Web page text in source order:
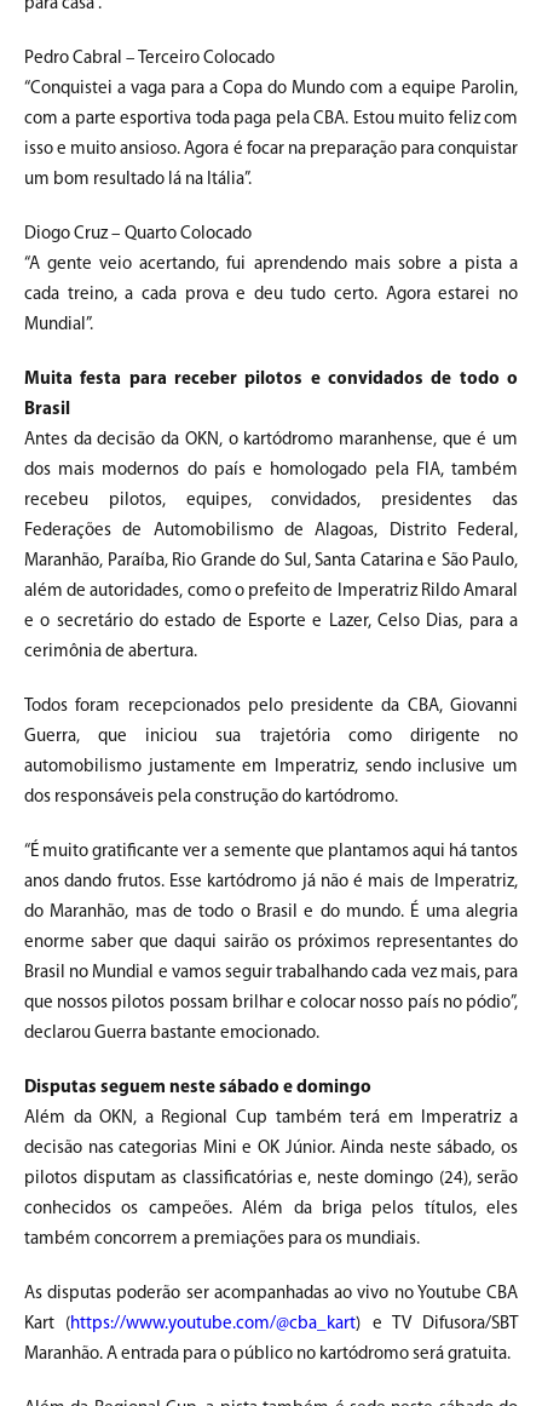
para casa”.
Pedro Cabral – Terceiro Colocado
“Conquistei a vaga para a Copa do Mundo com a equipe Parolin,
com a parte esportiva toda paga pela CBA. Estou muito feliz com
isso e muito ansioso. Agora é focar na preparação para conquistar
um bom resultado lá na Itália”.
Diogo Cruz – Quarto Colocado
“A gente veio acertando, fui aprendendo mais sobre a pista a
cada treino, a cada prova e deu tudo certo. Agora estarei no
Mundial”.
Muita festa para receber pilotos e convidados de todo o
Brasil
Antes da decisão da OKN, o kartódromo maranhense, que é um
dos mais modernos do país e homologado pela FIA, também
recebeu pilotos, equipes, convidados, presidentes das
Federações de Automobilismo de Alagoas, Distrito Federal,
Maranhão, Paraíba, Rio Grande do Sul, Santa Catarina e São Paulo,
além de autoridades, como o prefeito de Imperatriz Rildo Amaral
e o secretário do estado de Esporte e Lazer, Celso Dias, para a
cerimônia de abertura.
Todos foram recepcionados pelo presidente da CBA, Giovanni
Guerra, que iniciou sua trajetória como dirigente no
automobilismo justamente em Imperatriz, sendo inclusive um
dos responsáveis pela construção do kartódromo.
“É muito gratificante ver a semente que plantamos aqui há tantos
anos dando frutos. Esse kartódromo já não é mais de Imperatriz,
do Maranhão, mas de todo o Brasil e do mundo. É uma alegria
enorme saber que daqui sairão os próximos representantes do
Brasil no Mundial e vamos seguir trabalhando cada vez mais, para
que nossos pilotos possam brilhar e colocar nosso país no pódio”,
declarou Guerra bastante emocionado.
Disputas seguem neste sábado e domingo
Além da OKN, a Regional Cup também terá em Imperatriz a
decisão nas categorias Mini e OK Júnior. Ainda neste sábado, os
pilotos disputam as classificatórias e, neste domingo (24), serão
conhecidos os campeões. Além da briga pelos títulos, eles
também concorrem a premiações para os mundiais.
As disputas poderão ser acompanhadas ao vivo no Youtube CBA
Kart (https://www.youtube.com/@cba_kart) e TV Difusora/SBT
Maranhão. A entrada para o público no kartódromo será gratuita.